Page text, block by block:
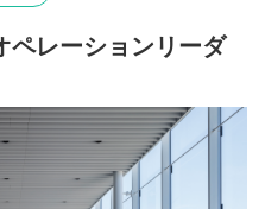
レーションリーダ